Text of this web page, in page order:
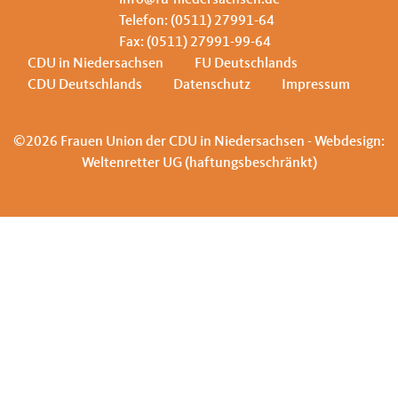
Telefon: (0511) 27991-64
Fax: (0511) 27991-99-64
CDU in Niedersachsen
FU Deutschlands
CDU Deutschlands
Datenschutz Impressum
©2026 Frauen Union der CDU in Niedersachsen - Webdesign:
Weltenretter UG (haftungsbeschränkt)